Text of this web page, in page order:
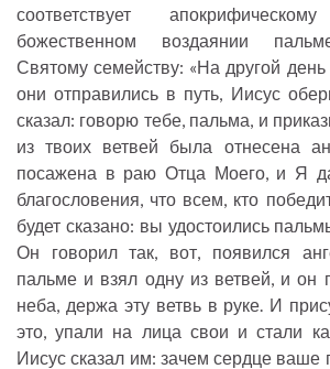
соответствует
божественном воздаянии
Святому семейству: «На другой
они отправились в путь, Иисус
сказал: говорю тебе, пальма, и
из твоих ветвей была отнесена
посажена в раю Отца Моего, и Я
благословения, что всем, кто
будет сказано: вы удостоились
Он говорил так, вот, появился
пальме и взял одну из ветвей, и он
неба, держа эту ветвь в руке. И
это, упали на лица свои и стали
Иисус сказал им: зачем сердце ваше